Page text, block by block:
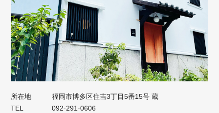
所在地
福岡市博多区住吉3丁目5番15号 蔵
TEL
092-291-0606